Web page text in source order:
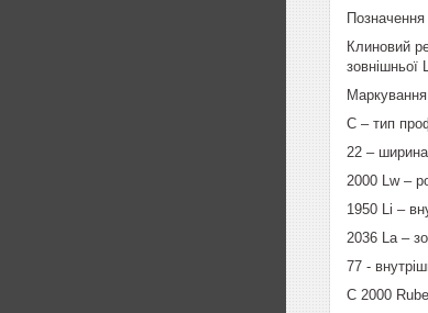
Клиновий
зовнішньої
C – тип
22 –
2000 Lw –
1950 Li –
2036 La –
77 -
C 2000